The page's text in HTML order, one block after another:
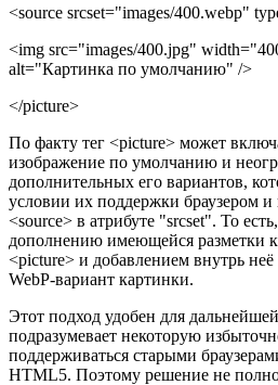
<source srcset="images/400.webp"
<img src="images/400.jpg"
alt="Картинка по умолчанию" />
</picture>
По факту тег <picture> может
изображение по умолчанию и
дополнительных его вариантов,
условии их поддержки браузером
<source> в атрибуте "srcset". То
дополнению имеющейся разметки
<picture> и добавлением внутрь
WebP-вариант картинки.
Этот подход удобен для
подразумевает некоторую
поддерживаться старыми
HTML5. Поэтому решение не